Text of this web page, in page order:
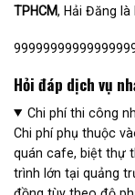
TPHCM, Hải Đăng là
Hỏi đáp dịch vụ
Chi phí thi công
Chi phí phụ thuộc
quán cafe, biệt thự
trình lớn tại quảng